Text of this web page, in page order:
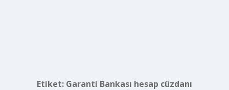
Etiket: Garanti Bankası hesap cüzdanı